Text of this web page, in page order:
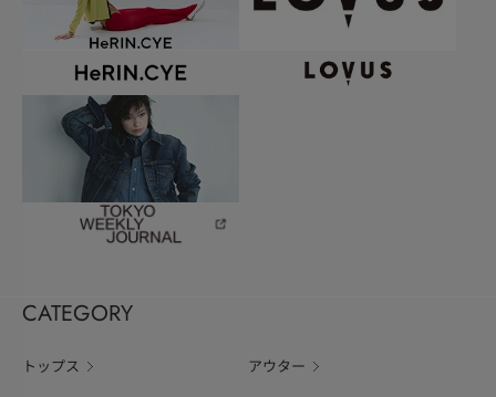
CATEGORY
トップス アウター